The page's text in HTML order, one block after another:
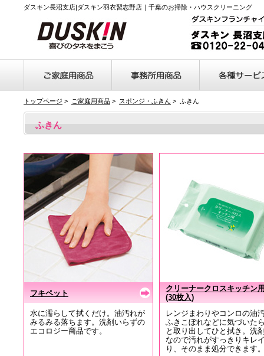
ダスキン長沼支店|ダスキン羽衣習志野店｜千葉のお掃除・ハウスクリーニング
トップページ > ご家庭用商品 > スポンジ・ふきん > ふきん
ふきん
フキペット
水に濡らして拭くだけ。油汚れが
みるみる落ちます。洗剤いらずの
エコロジー商品です。
クリーナークロスキッチン
(30枚入)
レンジまわりやコンロの油
ふきこぼれなどに気づいた
と取り出してひと拭き。洗
なので汚れがすっきりキレ
り、そのまま処分できます